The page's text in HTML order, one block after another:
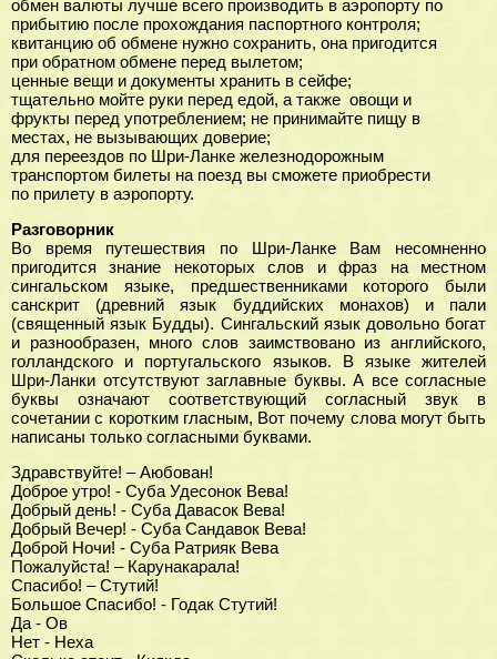
обмен валюты лучше всего производить в аэропорту по
прибытию после прохождания паспортного контроля;
квитанцию об обмене нужно сохранить, она пригодится
при обратном обмене перед вылетом;
ценные вещи и документы хранить в сейфе;
тщательно мойте руки перед едой, а также овощи и
фрукты перед употреблением; не принимайте пищу в
местах, не вызывающих доверие;
для переездов по Шри-Ланке железнодорожным
транспортом билеты на поезд вы сможете приобрести
по прилету в аэропорту.
Разговорник
Во время путешествия по Шри-Ланке Вам несомненно
пригодится знание некоторых слов и фраз на местном
сингальском языке, предшественниками которого были
санскрит (древний язык буддийских монахов) и пали
(священный язык Будды). Сингальский язык довольно богат
и разнообразен, много слов заимствовано из английского,
голландского и португальского языков. В языке жителей
Шри-Ланки отсутствуют заглавные буквы. А все согласные
буквы означают соответствующий согласный звук в
сочетании с коротким гласным, Вот почему слова могут быть
написаны только согласными буквами.
Здравствуйте! – Аюбован!
Доброе утро! - Суба Удесонок Вева!
Добрый день! - Суба Давасок Вева!
Добрый Вечер! - Суба Сандавок Вева!
Доброй Ночи! - Суба Ратрияк Вева
Пожалуйста! – Карунакарала!
Спасибо! – Стутий!
Большое Спасибо! - Годак Стутий!
Да - Ов
Нет - Неха